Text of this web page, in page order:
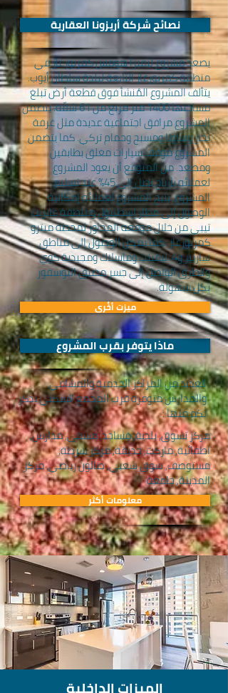
يصعد مشروع ليفيرا هومس كمربورغاز في
منطقة كمربورغاز التابعة لبلدة سلطان أيوب.
يتألف المشروع المُنشأ فوق قطعة أرض تبلغ
مساحتها 1400 متر مربع من 61 شقّة. يتضمن
المشروع مرافق اجتماعية عديدة مثل غرفة
بخار وساونا ومسبح وحمام تركي. كما يتضمن
المشروع موقف سيارات مغلق بطابقين
ومصعد. من المتوقع أن يعود المشروع
لعملائه بأرباح تصل إلى 45% عند تسليم
المشروع. يتيح المشروع لعملائه إمكانية
الوصول إلى مطار إسطنبول ومنطقة غايريت
تيبي من خلال موقعه المجاور لمحطة ميترو
كمربورغاز. كما يمكن الوصول إلى مناطق
ساريير و4. ليفينت وماسلاك ومجيدية كوي
والطرق الواصل إلى جسر مضيق البوسفور
بكل سهولة.
نصائح شركة أريزونا العقارية
ماذا يتوفر بقرب المشروع
مركز تسوق, بلدية, مساجد, مشفى, مدارس,
اطفائية, ماركت, حديقة, مركز شرطة,
مستوصف, سوق شعبي, صالون رياضي, مركز
المدينة, جامعة
معلومات أكثر
ميزت أخُرى
العديد من المراكز الخدمية والمشافي
والمدارس متوفرة قرب المجمع السكني نذكر
لكم منها :